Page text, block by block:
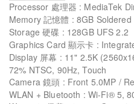
Processor 處理器 : MediaTek
Memory 記憶體 : 8GB Soldered
Storage 硬碟 : 128GB UFS 2.2
Graphics Card 顯示卡 :
Display 屏幕 : 11" 2.5K
72% NTSC, 90Hz, Touch
Camera 鏡頭 : Front 5.0MP /
WLAN + Bluetooth : Wi-Fi® 5,